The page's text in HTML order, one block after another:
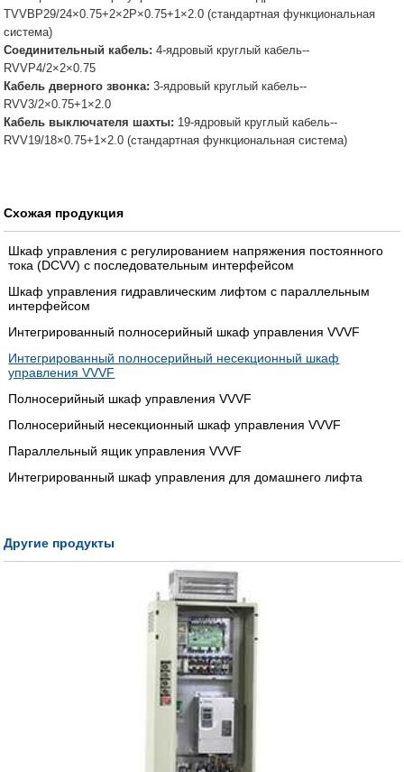
TVVBP29/24×0.75+2×2P×0.75+1×2.0 (стандартная функциональная
система)
Соединительный кабель: 4-ядровый круглый кабель--
RVVP4/2×2×0.75
Кабель дверного звонка: 3-ядровый круглый кабель--
RVV3/2×0.75+1×2.0
Кабель выключателя шахты: 19-ядровый круглый кабель--
RVV19/18×0.75+1×2.0 (стандартная функциональная система)
Схожая продукция
Шкаф управления с регулированием напряжения постоянного
тока (DCVV) с последовательным интерфейсом
Шкаф управления гидравлическим лифтом с параллельным
интерфейсом
Интегрированный полносерийный шкаф управления VVVF
Интегрированный полносерийный несекционный шкаф
управления VVVF
Полносерийный шкаф управления VVVF
Полносерийный несекционный шкаф управления VVVF
Параллельный ящик управления VVVF
Интегрированный шкаф управления для домашнего лифта
Другие продукты